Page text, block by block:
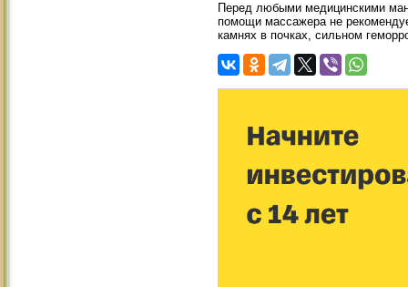
Перед любыми медицинскими
помощи массажера не
камнях в почках, сильном